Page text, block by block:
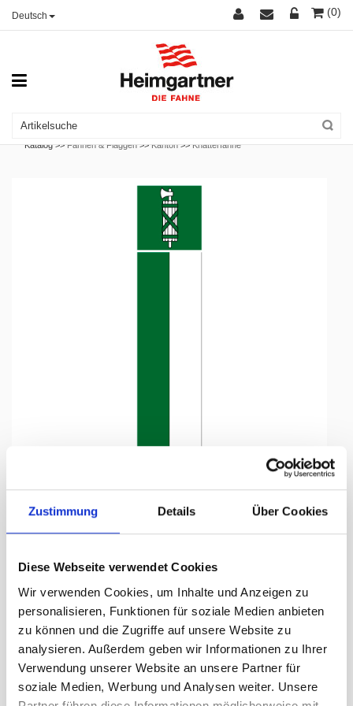
Zustimmung Details Über Cookies
Diese Webseite verwendet Cookies
Wir verwenden Cookies, um Inhalte und Anzeigen zu
personalisieren, Funktionen für soziale Medien anbieten
zu können und die Zugriffe auf unsere Website zu
analysieren. Außerdem geben wir Informationen zu Ihrer
Verwendung unserer Website an unsere Partner für
soziale Medien, Werbung und Analysen weiter. Unsere
Deutsch (0)
Katalog >>Fahnen & Flaggen >>Kanton >>Knatterfahne
Knatterfahne, Kanton bedruckt
St. Gallen, 100 x 500 cm
289.55 CHF